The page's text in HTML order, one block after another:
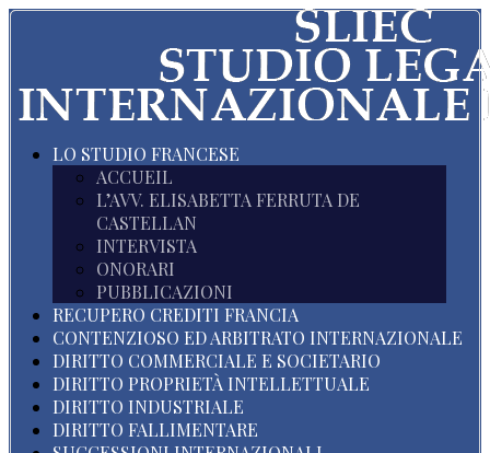
LO STUDIO FRANCESE
ACCUEIL
L’AVV. ELISABETTA FERRUTA DE
CASTELLAN
INTERVISTA
ONORARI
PUBBLICAZIONI
RECUPERO CREDITI FRANCIA
CONTENZIOSO ED ARBITRATO INTERNAZIONALE
DIRITTO COMMERCIALE E SOCIETARIO
DIRITTO PROPRIETÀ INTELLETTUALE
DIRITTO INDUSTRIALE
DIRITTO FALLIMENTARE